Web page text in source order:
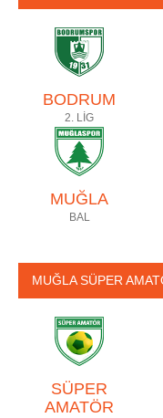
BODRUM
2. LİG
MUĞLA
BAL
MUĞLA SÜPER
SÜPER
AMATÖR